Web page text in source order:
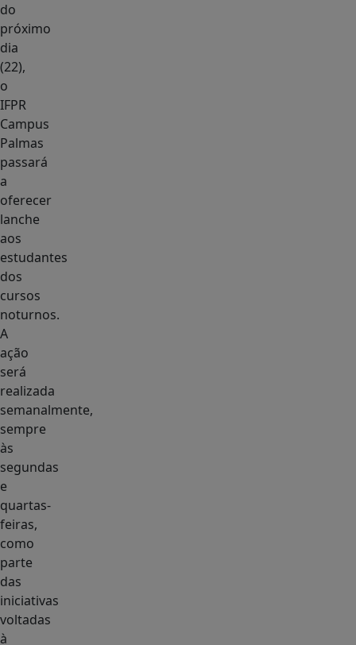
do
próximo
dia
(22),
o
IFPR
Campus
Palmas
passará
a
oferecer
lanche
aos
estudantes
dos
cursos
noturnos.
A
ação
será
realizada
semanalmente,
sempre
às
segundas
e
quartas-
feiras,
como
parte
das
iniciativas
voltadas
à